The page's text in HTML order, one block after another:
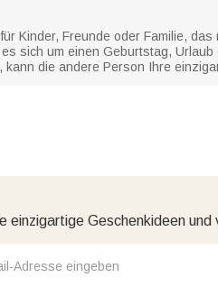
Kinder, Freunde oder Familie,
sich um einen Geburtstag,
die andere Person Ihre
einzigartige Geschenkideen